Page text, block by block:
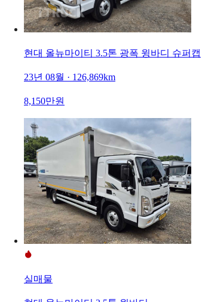
현대 올뉴마이티 3.5톤 광폭 윙바디 슈퍼캡
23년 08월 · 126,869km
8,150만원
실매물